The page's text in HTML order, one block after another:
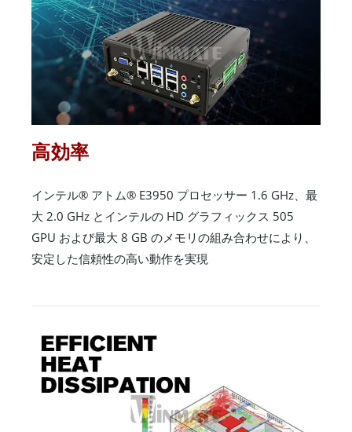
高効率
インテル® アトム® E3950 プロセッサー 1.6 GHz、最
大 2.0 GHz とインテルの HD グラフィックス 505
GPU および最大 8 GB のメモリの組み合わせにより、
安定した信頼性の高い動作を実現